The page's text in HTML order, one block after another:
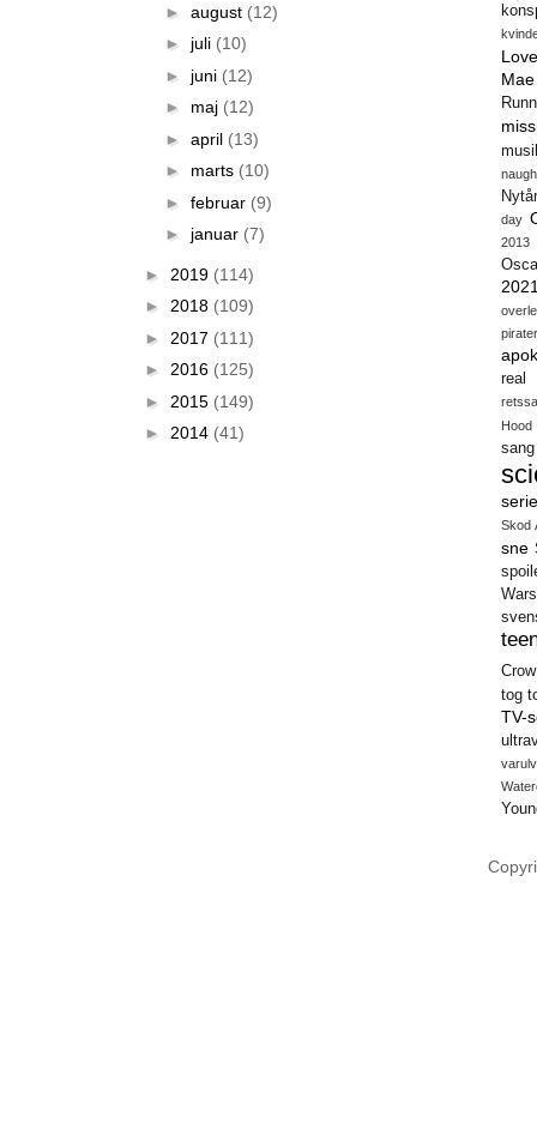
► august (12)
► juli (10)
► juni (12)
► maj (12)
► april (13)
► marts (10)
► februar (9)
► januar (7)
► 2019 (114)
► 2018 (109)
► 2017 (111)
► 2016 (125)
► 2015 (149)
► 2014 (41)
Nytår
day
2013
pirater
real
Hood
Skod
sne
Wars
Crow
tog
TV-
varulv